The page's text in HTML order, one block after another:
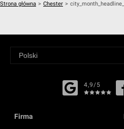
Strona główna > Chester >
4,9/5
Firma